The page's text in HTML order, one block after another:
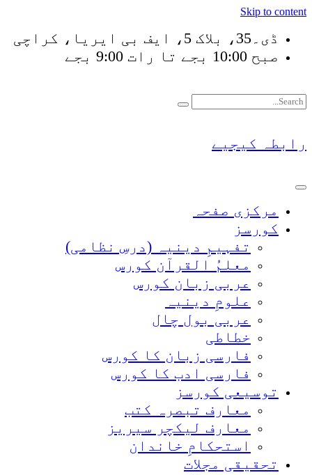
Skip to content
ڈی۔35، بلاک 5، ایف بی ایریا، کراچی
صبح 10:00 بجے تا رات 9:00 بجے
رابطہ کیجیے
مرکزی صفحہ
کورسز
تفہیمِ دینیہ (درسِ نظامی)
معلمُ القرآن کورس
عربی زبان کورس
علومِ دینیہ
عربی بول چال
خطاطی
فارسی زبان کا کورس
فارسی ادب کا کورس
توسیعی کورسز
معارف تبصرہ کتب
معارف لیکچر سیریز
استحکامِ خاندان
تحقیقی مجلات